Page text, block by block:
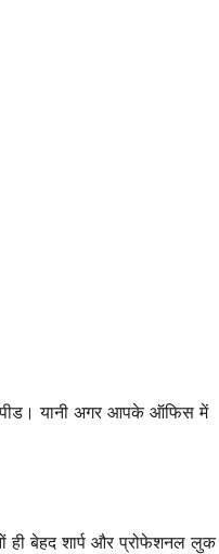
यानी अगर आपके ऑफिस में
ही बेहद शार्प और प्रोफेशनल लुक